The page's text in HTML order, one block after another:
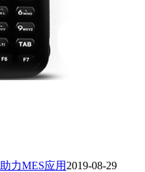
助力MES应用 2019-08-29